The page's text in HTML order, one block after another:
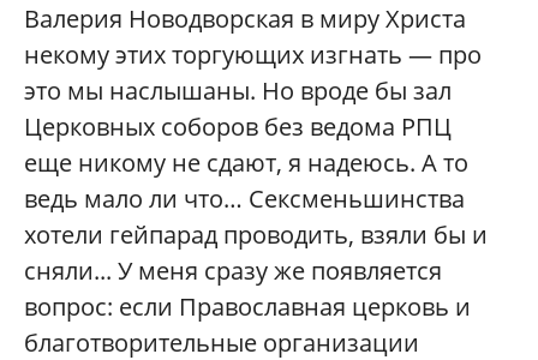
Валерия Новодворская в миру Христа
некому этих торгующих изгнать — про
это мы наслышаны. Но вроде бы зал
Церковных соборов без ведома РПЦ
еще никому не сдают, я надеюсь. А то
ведь мало ли что… Сексменьшинства
хотели гейпарад проводить, взяли бы и
сняли... У меня сразу же появляется
вопрос: если Православная церковь и
благотворительные организации